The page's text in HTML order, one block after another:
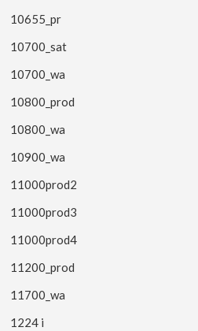
10655_pr
10700_sat
10700_wa
10800_prod
10800_wa
10900_wa
11000prod2
11000prod3
11000prod4
11200_prod
11700_wa
1224 i